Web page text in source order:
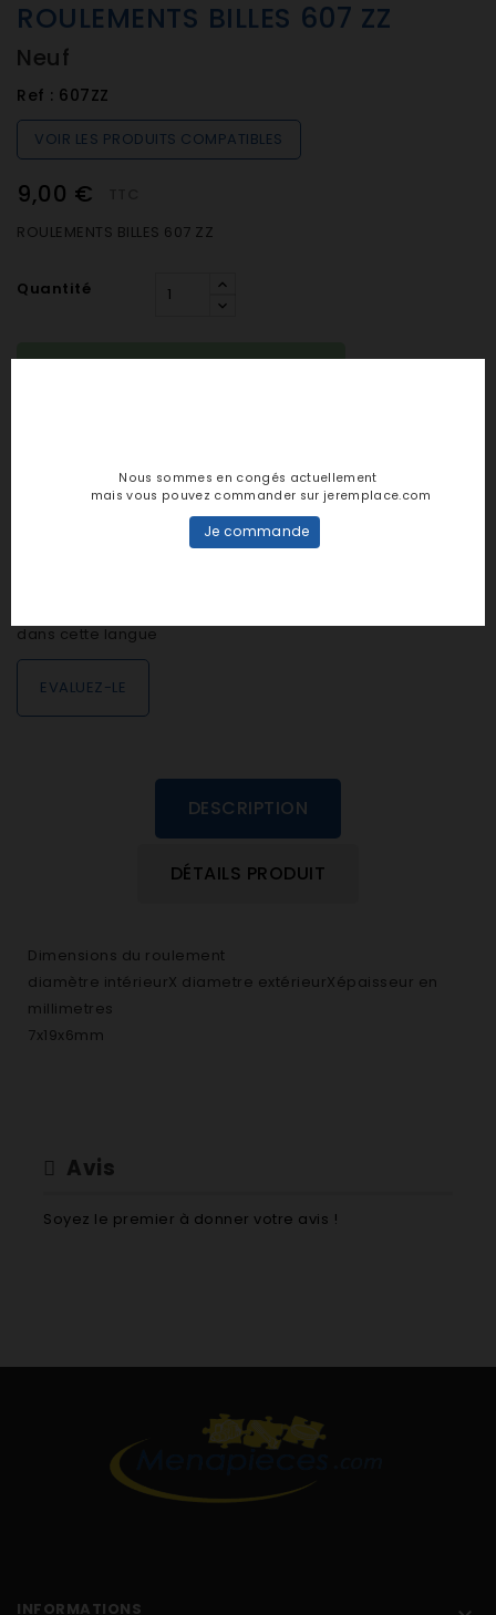
ROULEMENTS BILLES 607 ZZ
Neuf
Ref : 607ZZ
VOIR LES PRODUITS COMPATIBLES
9,00 €
ROULEMENTS BILLES 607 ZZ
Quantité
Notes et avis clients
dans cette langue
EVALUEZ-LE
DESCRIPTION
DÉTAILS PRODUIT
Dimensions du roulement
diamètre intérieurX diametre extérieurXépaisseur en
millimetres
7x19x6mm
Avis
Soyez le premier à donner votre avis !
INFORMATIONS
Nous sommes en congés actuellement
mais vous pouvez commander sur jeremplace.com
Je commande